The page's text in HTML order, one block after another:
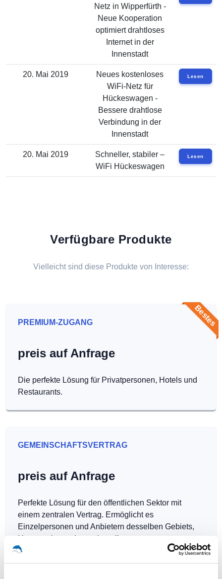
Netz in Wipperfürth -
Neue Kooperation
optimiert drahtloses
Internet in der
Innenstadt
20. Mai 2019
Neues kostenloses
WiFi-Netz für
Hückeswagen -
Bessere drahtlose
Verbindung in der
Innenstadt
Lesen
20. Mai 2019
Schneller, stabiler –
WiFi Hückeswagen
Lesen
Verfügbare Produkte
Vielleicht sind diese Produkte von Interesse:
Bestes
PREMIUM-ZUGANG
preis auf Anfrage
Die perfekte Lösung für Privatpersonen, Hotels und
Restaurants.
GEMEINSCHAFTSVERTRAG
preis auf Anfrage
Perfekte Lösung für den öffentlichen Sektor mit
einem zentralen Vertrag. Ermöglicht es
Einzelpersonen und Anbietern desselben Gebiets,
Hotspots kostenlos zu betreiben.